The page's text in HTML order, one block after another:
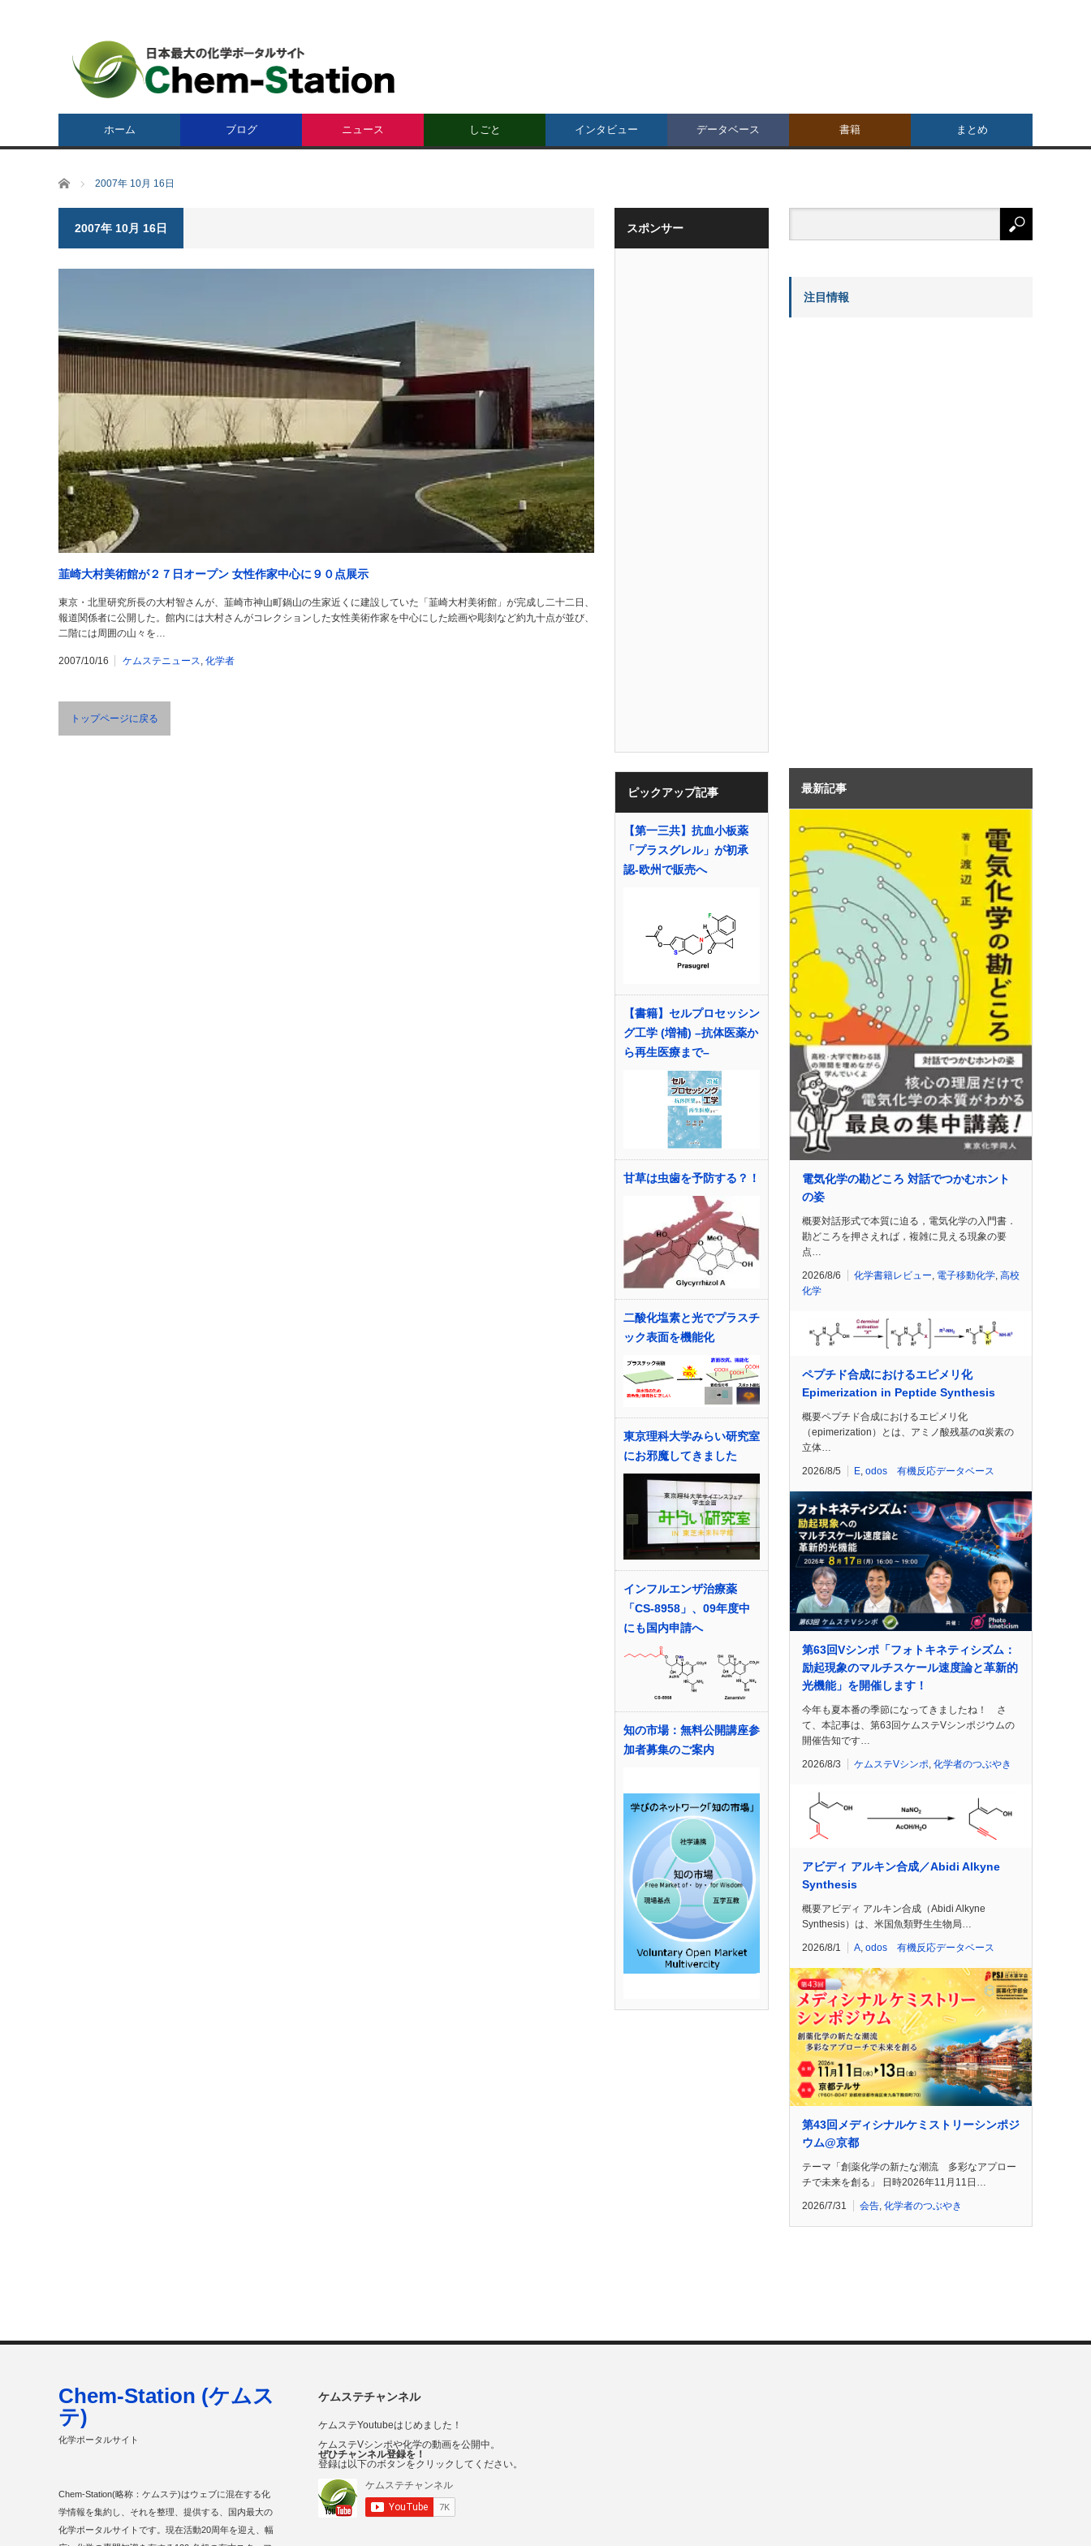
ホーム ブログ ニュース しごと インタビュー データベース 書籍 まとめ
ホーム 2007年 10月 16日
2007年 10月 16日
韮崎大村美術館が２７日オープン 女性作家中心に９０点展示
東京・北里研究所長の大村智さんが、韮崎市神山町鍋山の生家近くに建設していた「韮崎大村美術館」が完成し二十二日、
報道関係者に公開した。館内には大村さんがコレクションした女性美術作家を中心にした絵画や彫刻など約九十点が並び、
二階には周囲の山々を…
2007/10/16 ケムステニュース, 化学者
トップページに戻る
スポンサー
ピックアップ記事
【第一三共】抗血小板薬
「プラスグレル」が初承
認‐欧州で販売へ
【書籍】セルプロセッシン
グ工学 (増補) –抗体医薬か
ら再生医療まで–
甘草は虫歯を予防する？！
二酸化塩素と光でプラスチ
ック表面を機能化
東京理科大学みらい研究室
にお邪魔してきました
インフルエンザ治療薬
「CS‐8958」、09年度中
にも国内申請へ
知の市場：無料公開講座参
加者募集のご案内
注目情報
最新記事
電気化学の勘どころ 対話でつかむホント
の姿
概要対話形式で本質に迫る，電気化学の入門書．
勘どころを押さえれば，複雑に見える現象の要
点…
2026/8/6 化学書籍レビュー, 電子移動化学, 高校
化学
ペプチド合成におけるエピメリ化
Epimerization in Peptide Synthesis
概要ペプチド合成におけるエピメリ化
（epimerization）とは、アミノ酸残基のα炭素の
立体…
2026/8/5 E, odos 有機反応データベース
第63回Vシンポ「フォトキネティシズム：
励起現象のマルチスケール速度論と革新的
光機能」を開催します！
今年も夏本番の季節になってきましたね！ さ
て、本記事は、第63回ケムステVシンポジウムの
開催告知です…
2026/8/3 ケムステVシンポ 化学者のつぶやき
アビディ アルキン合成／Abidi Alkyne
Synthesis
概要アビディ アルキン合成（Abidi Alkyne
Synthesis）は、米国魚類野生生物局…
2026/8/1 A odos 有機反応データベース
第43回メディシナルケミストリーシンポジ
ウム@京都
テーマ「創薬化学の新たな潮流 多彩なアプロー
チで未来を創る」 日時2026年11月11日…
2026/7/31 会告, 化学者のつぶやき
ケムステチャンネル
ケムステYoutubeはじめました！
ケムステVシンポや化学の動画を公開中。
ぜひチャンネル登録を！
登録は以下のボタンをクリックしてください。
Chem-Station (ケムス
テ)
化学ポータルサイト
Chem-Station(略称：ケムステ)はウェブに混在する化
学情報を集約し、それを整理、提供する、国内最大の
化学ポータルサイトです。現在活動20周年を迎え、幅